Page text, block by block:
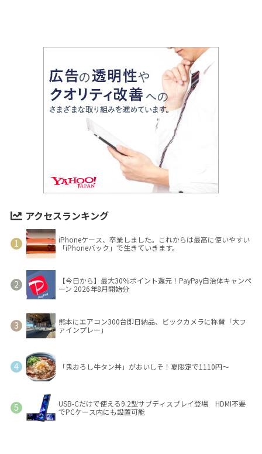
アクセスランキング
iPhoneケース、卒業しました。これからは最高に使いやすい
「iPhoneバック」で生きていきます。
【今日から】最大30％ポイント還元！PayPay自治体キャンペ
ーン 2026年8月開始分
熊本にエアコン300台即日納品、ビックカメラに称賛「大フ
ァインプレー」
「鬼おろし牛タン丼」がおいしそ！夏限定で1110円～
USB-Cだけで使える9.2型サブディスプレイ登場 HDMI不要
でPCケース内にも設置可能